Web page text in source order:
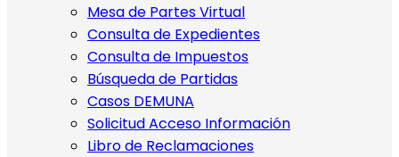
Mesa de Partes Virtual
Consulta de Expedientes
Consulta de Impuestos
Búsqueda de Partidas
Casos DEMUNA
Solicitud Acceso Información
Libro de Reclamaciones